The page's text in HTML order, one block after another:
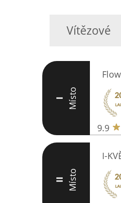
Vítězové
I Místo
9.9
II Místo
I-